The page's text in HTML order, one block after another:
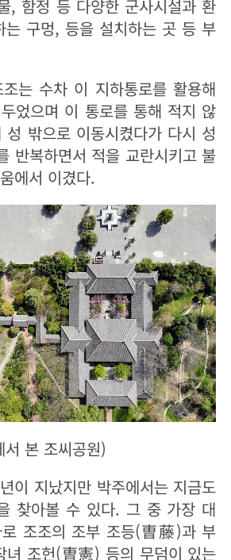
, 함정 등 다양한 군사시설과 환
는 구멍, 등을 설치하는 곳 등 부
는 수차 이 지하통로를 활용해
었으며 이 통로를 통해 적지 않
밖으로 이동시켰다가 다시 성
반복하면서 적을 교란시키고 불
에서 이겼다.
본 조씨공원)
이 지났지만 박주에서는 지금도
찾아볼 수 있다. 그 중 가장 대
조조의 조부 조등(曺藤)과 부
조헌(曺憲) 등의 무덤이 있는